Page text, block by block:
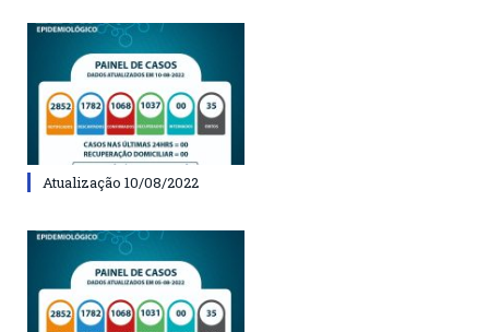
Atualização 10/08/2022